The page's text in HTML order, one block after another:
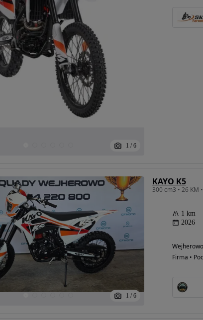
1 / 6
1 / 6
KAYO K5
300 cm3 • 26 KM
1 km
2026
Firma •